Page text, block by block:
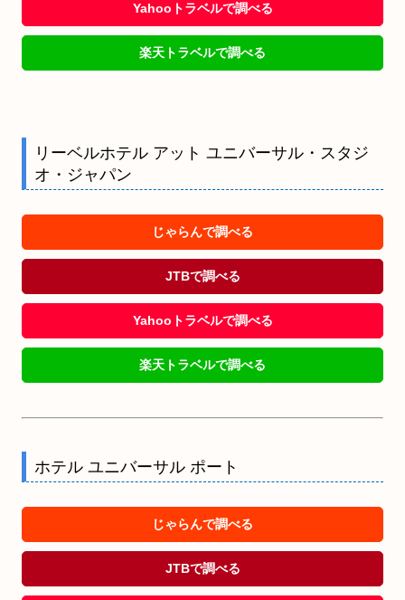
Yahooトラベルで調べる
楽天トラベルで調べる
リーベルホテル アット ユニバーサル・スタジ
オ・ジャパン
じゃらんで調べる
JTBで調べる
Yahooトラベルで調べる
楽天トラベルで調べる
ホテル ユニバーサル ポート
じゃらんで調べる
JTBで調べる